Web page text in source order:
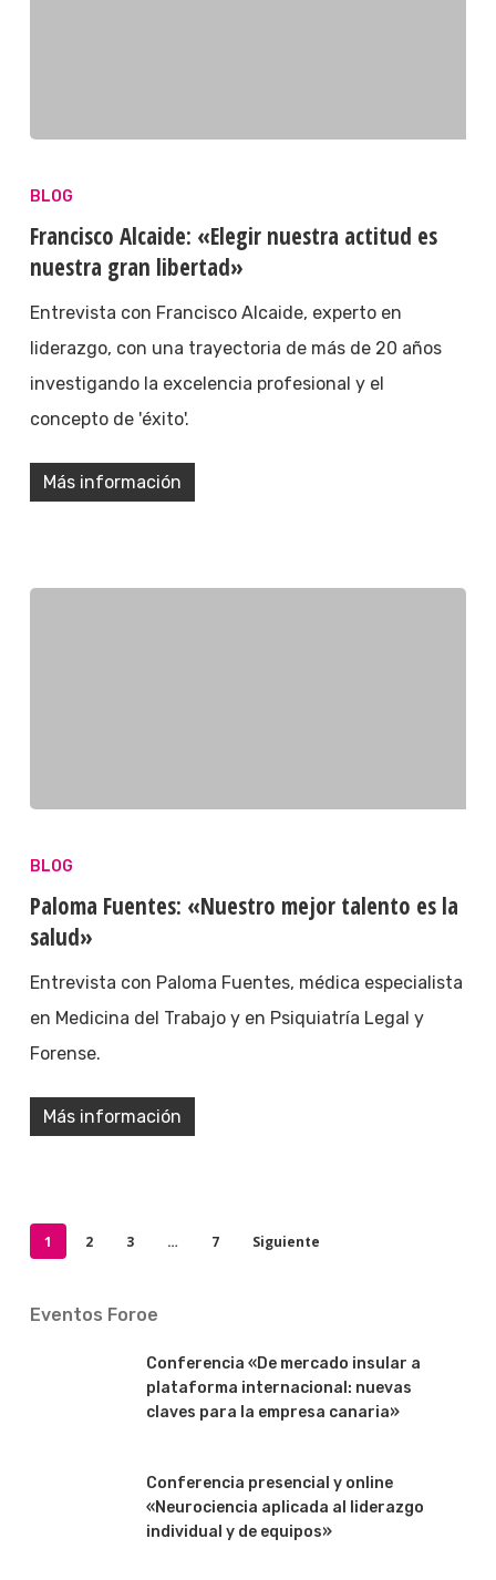
BLOG
Francisco Alcaide: «Elegir nuestra actitud es
nuestra gran libertad»
Entrevista con Francisco Alcaide, experto en
liderazgo, con una trayectoria de más de 20 años
investigando la excelencia profesional y el
concepto de 'éxito'.
Más información
BLOG
Paloma Fuentes: «Nuestro mejor talento es la
salud»
Entrevista con Paloma Fuentes, médica especialista
en Medicina del Trabajo y en Psiquiatría Legal y
Forense.
Más información
1 2 3 … 7 Siguiente
Eventos Foroe
Conferencia «De mercado insular a
plataforma internacional: nuevas
claves para la empresa canaria»
Conferencia presencial y online
«Neurociencia aplicada al liderazgo
individual y de equipos»